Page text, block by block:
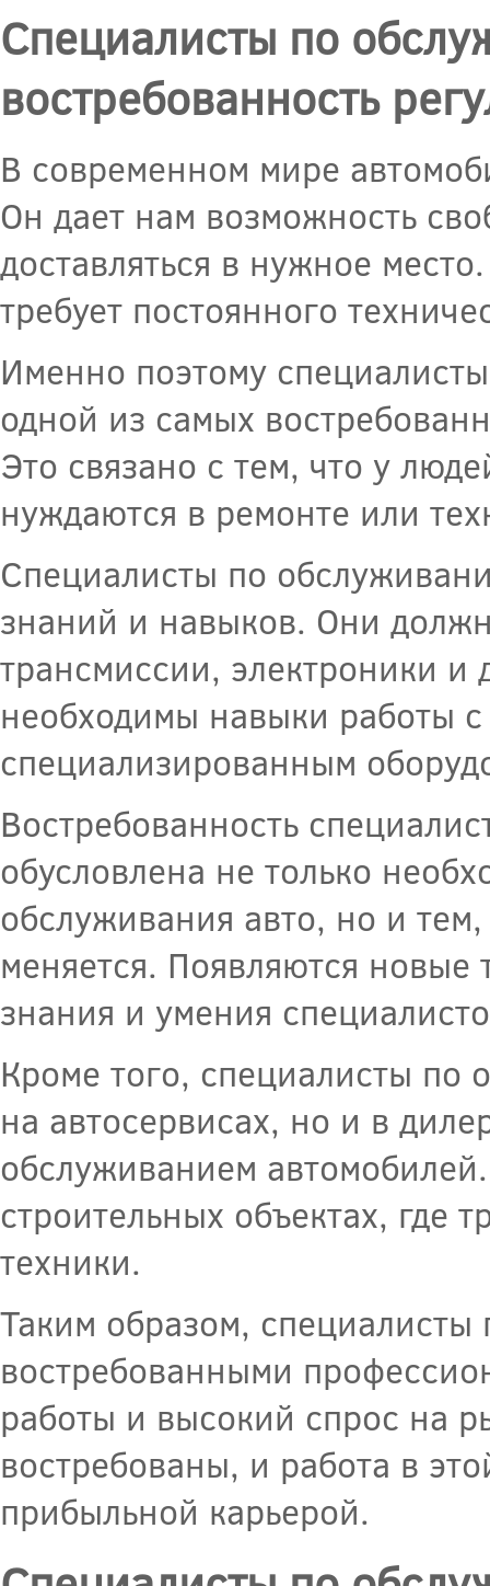
Специалисты по
востребованность
В современном мире
Он дает нам возможность
доставляться в нужное
требует постоянного
Именно поэтому
одной из самых
Это связано с тем, что у
нуждаются в ремонте или
Специалисты по
знаний и навыков. Они
трансмиссии, электроники и
необходимы навыки работы
специализированным
Востребованность
обусловлена не только
обслуживания авто, но и
меняется. Появляются
знания и умения
Кроме того, специалисты по
на автосервисах, но и в
обслуживанием
строительных объектах, где
техники.
Таким образом,
востребованными
работы и высокий спрос на
востребованы, и работа в
прибыльной карьерой.